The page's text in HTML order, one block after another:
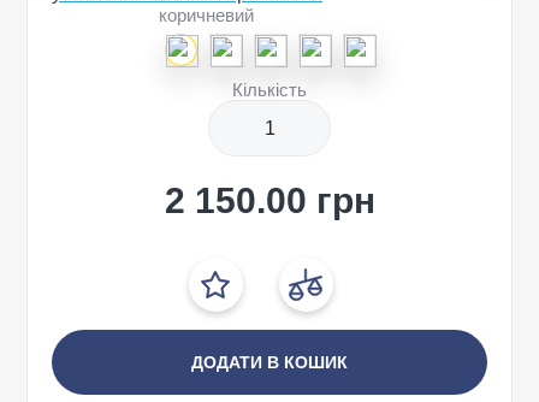
коричневий
Кількість
2 150.00 грн
ДОДАТИ В КОШИК